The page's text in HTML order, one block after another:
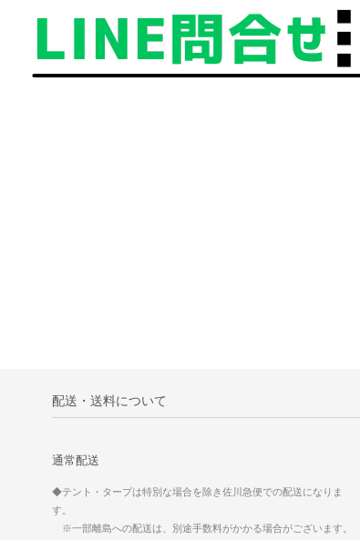
配送・送料について
通常配送
◆テント・タープは特別な場合を除き佐川急便での配送になりま
す。
※一部離島への配送は、別途手数料がかかる場合がございます。